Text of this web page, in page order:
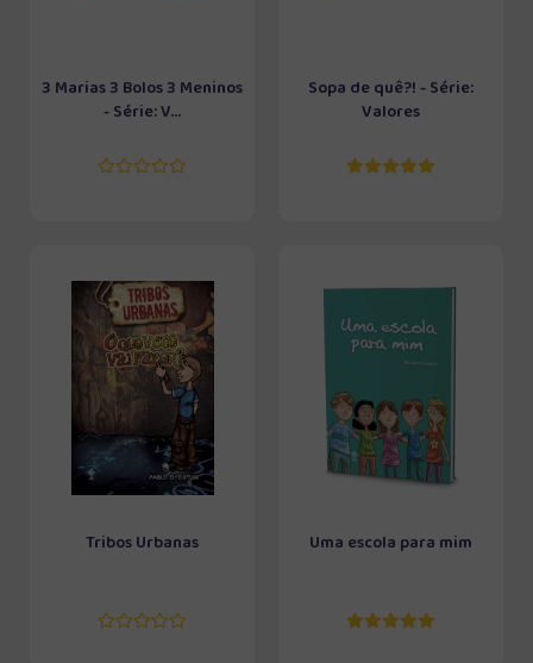
3 Marias 3 Bolos 3 Meninos
- Série: V...
Sopa de quê?! - Série:
Valores
Tribos Urbanas Uma escola para mim